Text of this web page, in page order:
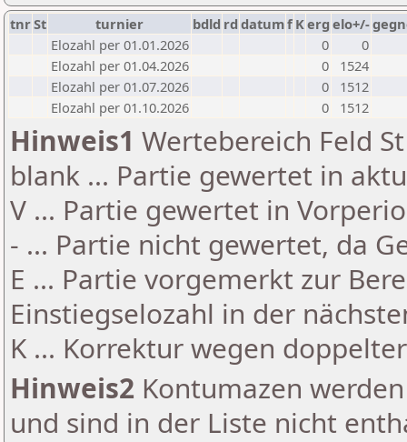
tnrSt turnier bdld rd datumf Kerg elo+/-
Elozahl per 01.01.2026
0
0
Elozahl per 01.04.2026
0
1524
Elozahl per 01.07.2026
0
1512
Elozahl per 01.10.2026
0 1512
Hinweis1 Wertebereich Feld
blank ... Partie gewertet in
V ... Partie gewertet in
- ... Partie nicht gewertet, da
E ... Partie vorgemerkt zur
Einstiegselozahl in der
K ... Korrektur wegen
Hinweis2 Kontumazen
und sind in der Liste nicht